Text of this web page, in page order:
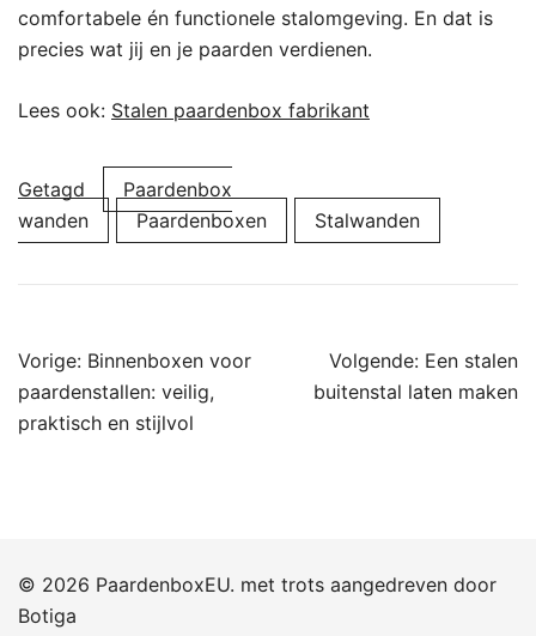
comfortabele én functionele stalomgeving. En dat is
precies wat jij en je paarden verdienen.
Lees ook: Stalen paardenbox fabrikant
Getagd
Paardenbox
wanden
Paardenboxen Stalwanden
Bericht
navigatie
Vorige: Binnenboxen voor
paardenstallen: veilig,
praktisch en stijlvol
Volgende: Een stalen
buitenstal laten maken
© 2026 PaardenboxEU. met trots aangedreven door
Botiga